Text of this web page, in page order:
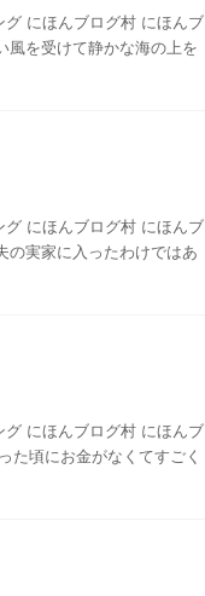
にほんブログ村 にほんブ
風を受けて静かな海の上を
にほんブログ村 にほんブ
の実家に入ったわけではあ
にほんブログ村 にほんブ
た頃にお金がなくてすごく